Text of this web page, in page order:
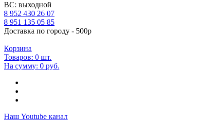
ВС: выходной
8 952 430 26 07
8 951 135 05 85
Доставка по городу - 500р
Корзина
Товаров: 0 шт.
На сумму: 0 руб.
Наш Youtube канал